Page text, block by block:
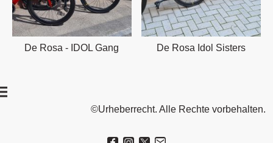
De Rosa - IDOL Gang De Rosa Idol Sisters
©Urheberrecht. Alle Rechte vorbehalten.